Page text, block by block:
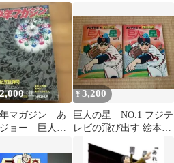
2,000
マガジン あ
ジョー 巨人の
昭和
¥3,200
巨人の星 NO.1 フジテ
レビの飛び出す 絵本
希少 昭和レトロ